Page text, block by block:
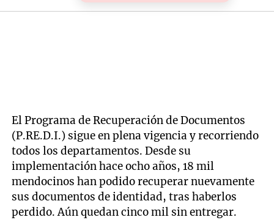
El Programa de Recuperación de Documentos
(P.RE.D.I.) sigue en plena vigencia y recorriendo
todos los departamentos. Desde su
implementación hace ocho años, 18 mil
mendocinos han podido recuperar nuevamente
sus documentos de identidad, tras haberlos
perdido. Aún quedan cinco mil sin entregar.